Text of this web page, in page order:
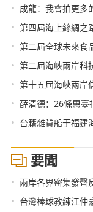
• 成龍：我會拍更多
• 第四屆海上絲綢之
• 第二屆全球未來食
• 第二屆海峽兩岸科
• 第十五屆海峽兩岸信息
• 薛清德：26條惠臺
• 台籍雜貨船于福建
要聞
• 兩岸各界密集發聲
• 台灣棒球教練江仲